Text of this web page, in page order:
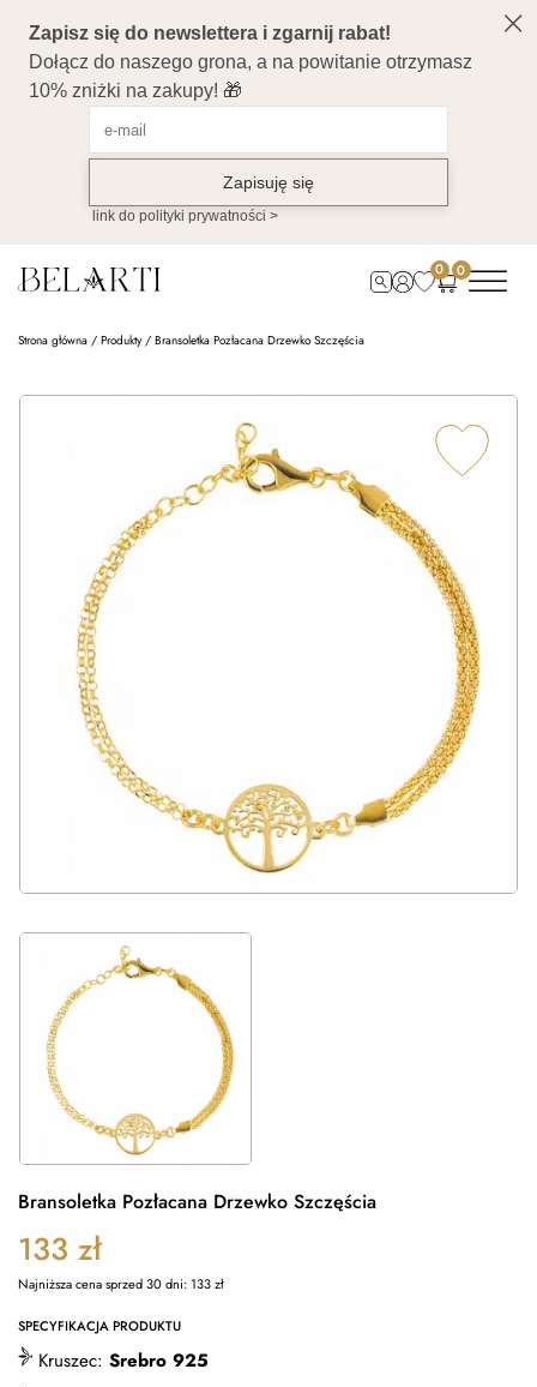
0 0
Strona główna / Produkty/ Bransoletka Pozłacana Drzewko Szczęścia
Bransoletka Pozłacana Drzewko Szczęścia
133 zł
Najniższa cena sprzed 30 dni:133zł
SPECYFIKACJA PRODUKTU
Kruszec: Srebro 925